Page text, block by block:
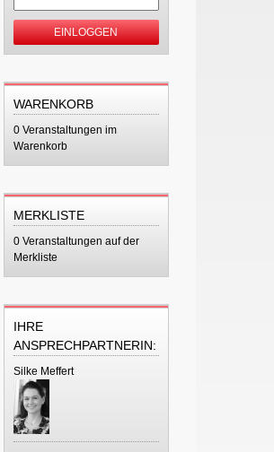
EINLOGGEN
WARENKORB
0 Veranstaltungen im
Warenkorb
MERKLISTE
0 Veranstaltungen auf der
Merkliste
IHRE
ANSPRECHPARTNERIN:
Silke Meffert